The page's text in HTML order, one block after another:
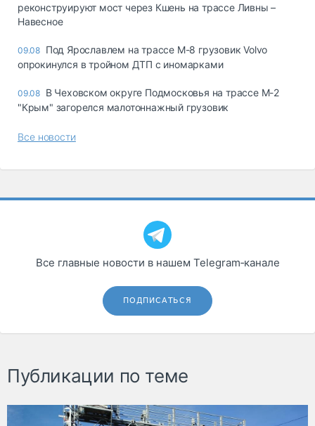
реконструируют мост через Кшень на трассе Ливны –
Навесное
09.08 Под Ярославлем на трассе М-8 грузовик Volvo
опрокинулся в тройном ДТП с иномарками
09.08 В Чеховском округе Подмосковья на трассе М-2
"Крым" загорелся малотоннажный грузовик
Все новости
Все главные новости в нашем Telegram‑канале
ПОДПИСАТЬСЯ
Публикации по теме